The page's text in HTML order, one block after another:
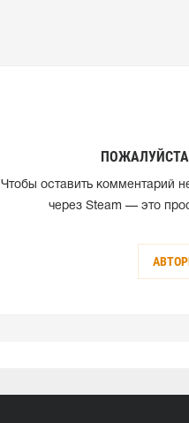
Чтобы оставить комментарий
через Steam — это